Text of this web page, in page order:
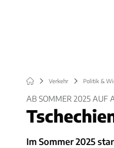
Verkehr Politik &
AB SOMMER 2025 AUF
Im Sommer 2025